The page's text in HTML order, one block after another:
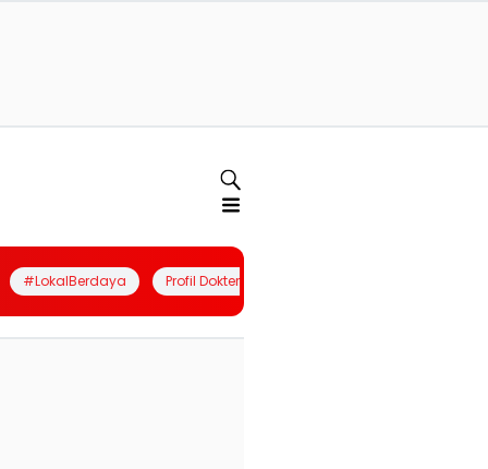
#LokalBerdaya Profil Dokter